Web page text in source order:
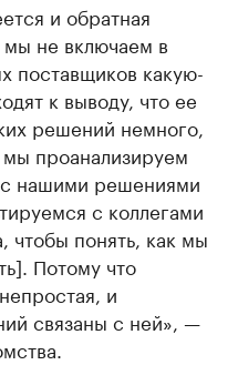
и обратная
мы не включаем в
поставщиков какую-
к выводу, что ее
решений немного,
проанализируем
с нашими решениями
с коллегами
чтобы понять, как мы
Потому что
и
связаны с ней», —